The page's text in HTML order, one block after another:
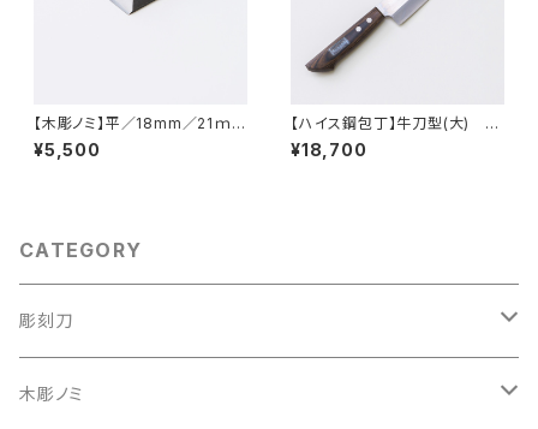
【木彫ノミ】平／18mm／21ｍ
ｍ
¥5,500
【ハイス鋼包丁】牛刀型(大) 21
5mm
¥18,700
CATEGORY
彫刻刀
彫刻刀セット
木彫ノミ